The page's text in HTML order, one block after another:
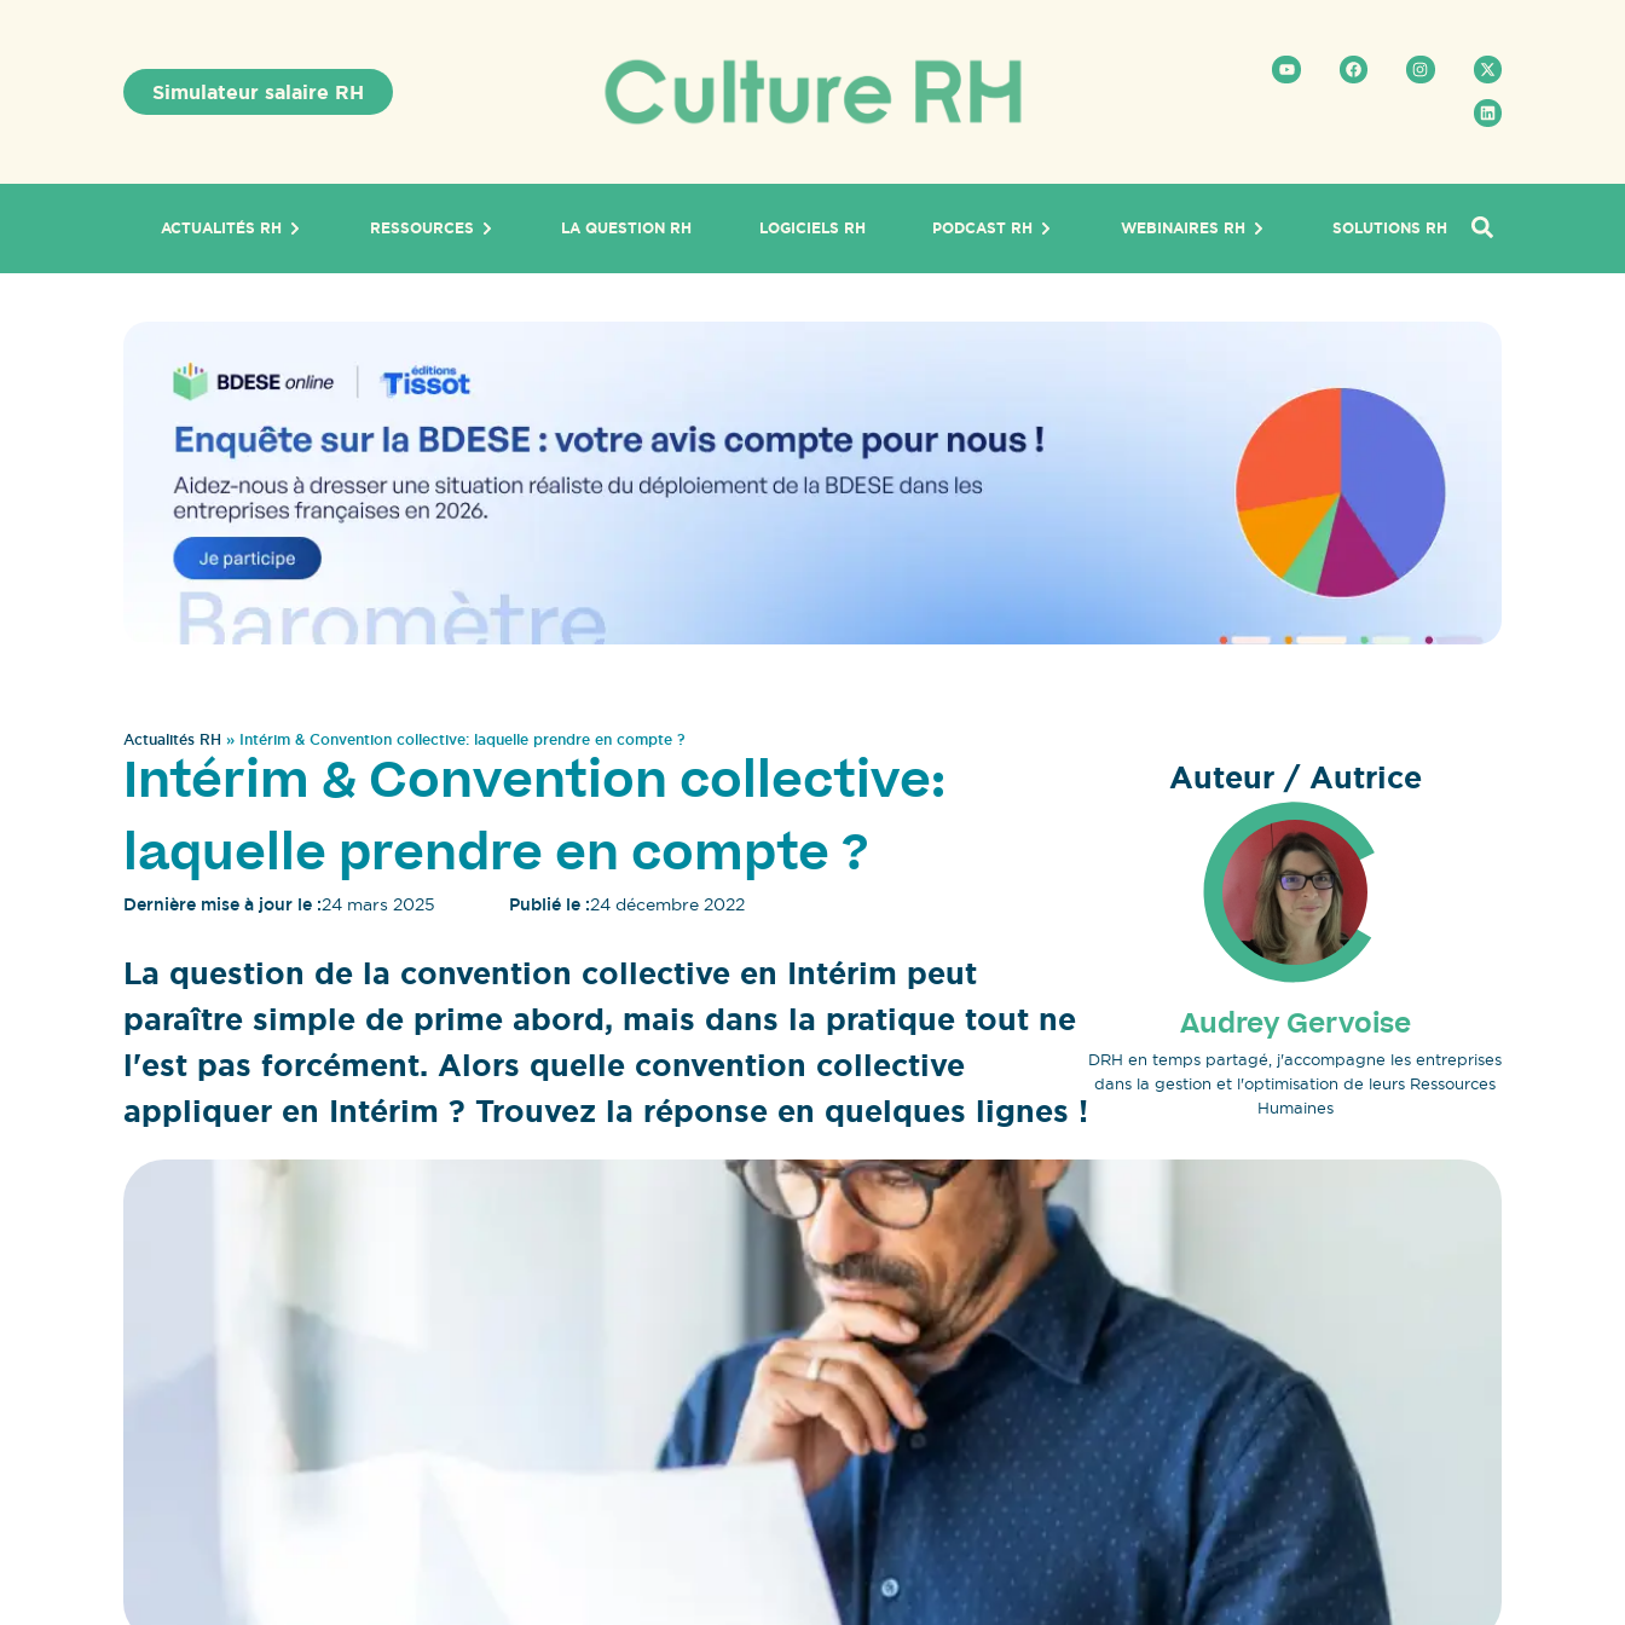
Simulateur salaire RH
ACTUALITÉS RH RESSOURCES LA QUESTION RH LOGICIELS RH PODCAST RH WEBINAIRES RH SOLUTIONS RH
Actualités RH » Intérim & Convention collective: laquelle prendre en compte ?
Intérim & Convention collective:
laquelle prendre en compte ?
Dernière mise à jour le :24 mars 2025 Publié le :24 décembre 2022
La question de la convention collective en Intérim peut
paraître simple de prime abord, mais dans la pratique tout ne
l'est pas forcément. Alors quelle convention collective
appliquer en Intérim ? Trouvez la réponse en quelques lignes !
Auteur / Autrice
Audrey Gervoise
DRH en temps partagé, j'accompagne les entreprises
dans la gestion et l'optimisation de leurs Ressources
Humaines